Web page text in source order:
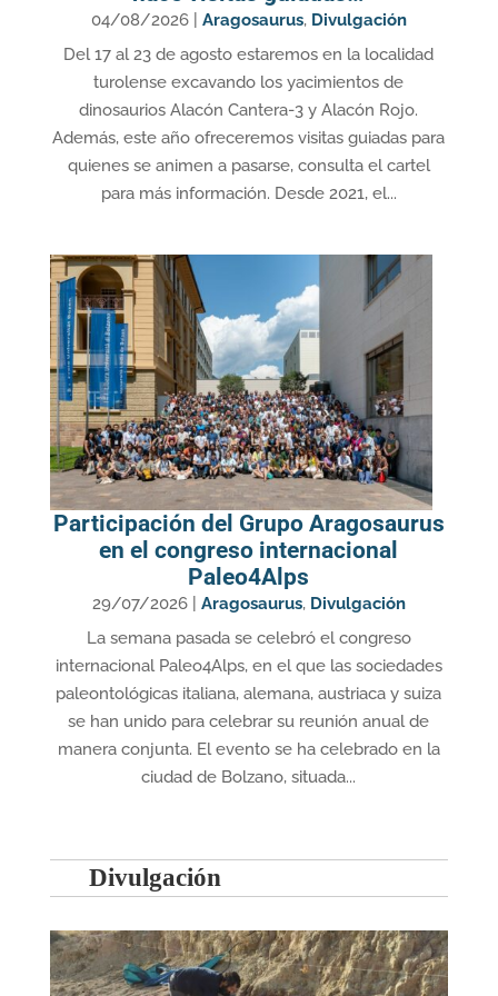
04/08/2026| Aragosaurus, Divulgación
Del 17 al 23 de agosto estaremos en la localidad
turolense excavando los yacimientos de
dinosaurios Alacón Cantera-3 y Alacón Rojo.
Además, este año ofreceremos visitas guiadas para
quienes se animen a pasarse, consulta el cartel
para más información. Desde 2021, el...
Participación del Grupo Aragosaurus
en el congreso internacional
Paleo4Alps
29/07/2026| Aragosaurus, Divulgación
La semana pasada se celebró el congreso
internacional Paleo4Alps, en el que las sociedades
paleontológicas italiana, alemana, austriaca y suiza
se han unido para celebrar su reunión anual de
manera conjunta. El evento se ha celebrado en la
ciudad de Bolzano, situada...
Divulgación